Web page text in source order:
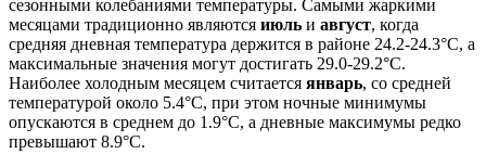
сезонными колебаниями температуры. Самыми жаркими
месяцами традиционно являются июль и август, когда
средняя дневная температура держится в районе 24.2-24.3°C, а
максимальные значения могут достигать 29.0-29.2°C.
Наиболее холодным месяцем считается январь, со средней
температурой около 5.4°C, при этом ночные минимумы
опускаются в среднем до 1.9°C, а дневные максимумы редко
превышают 8.9°C.